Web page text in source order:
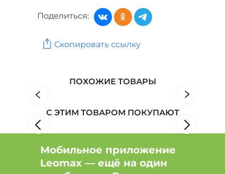
Пуловеры, джемперы, свитеры: Цвет Белый,
Пуловеры, джемперы, свитеры: Тип свитер, Цвет
Женская одежда: Бренд Nouvelle
Женская одежда: Бренд Приволжский ювелир
Поделиться:
Скопировать ссылку
ПОХОЖИЕ ТОВАРЫ
С ЭТИМ ТОВАРОМ ПОКУПАЮТ
Мобильное приложение
Leomax — ещё на один